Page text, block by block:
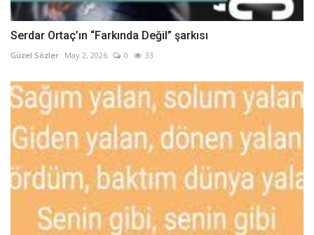
Serdar Ortaç’ın “Farkında Değil” şarkısı
Güzel Sözler May 2, 2026 0 33